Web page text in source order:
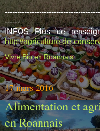
------
INFOS Plus de
http://agriculture-de-
Vivre Bio en Roannais
17 mars 2016
Alimentation et
en Roannais